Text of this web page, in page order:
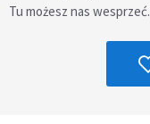
Tu możesz nas wesprzeć.